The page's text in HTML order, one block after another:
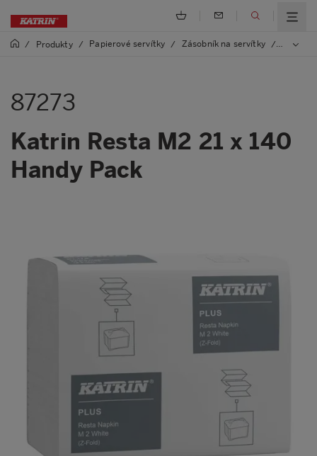
/ Produkty / Papierové servítky / Zásobník na servítky / 87273
87273
Katrin Resta M2 21 x 140
Handy Pack